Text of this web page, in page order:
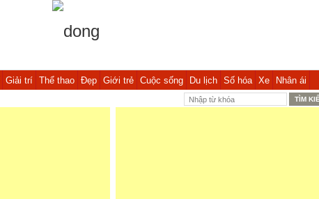
Giải trí Thể thao Đẹp Giới trẻ Cuộc sống Du lịch Số hóa Xe Nhân ái